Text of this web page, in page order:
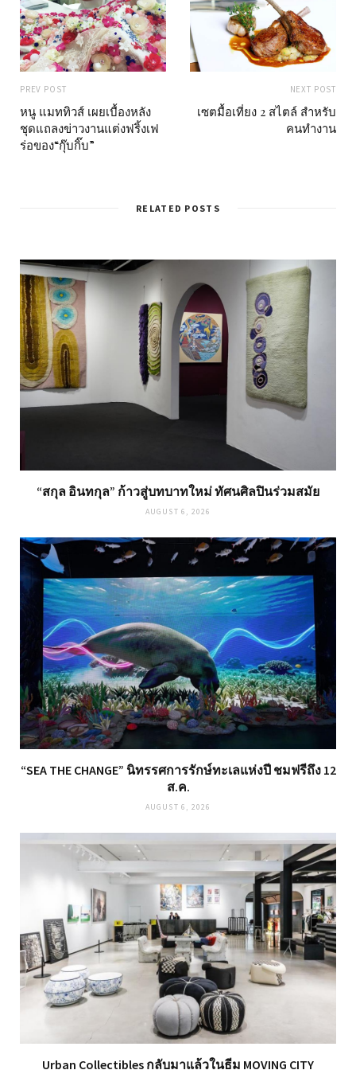
PREV POST
หนู แมททิวส์ เผยเบื้องหลัง
ชุดแถลงข่าวงานแต่งฟริ้งเฟ
ร่อของ“กุ๊บกิ๊บ”
NEXT POST
เซตมื้อเที่ยง 2 สไตล์ สำหรับ
คนทำงาน
RELATED POSTS
“สกุล อินทกุล” ก้าวสู่บทบาทใหม่ ทัศนศิลปินร่วมสมัย
AUGUST 6, 2026
“SEA THE CHANGE” นิทรรศการรักษ์ทะเลแห่งปี ชมฟรีถึง 12
ส.ค.
AUGUST 6, 2026
Urban Collectibles กลับมาแล้วในธีม MOVING CITY